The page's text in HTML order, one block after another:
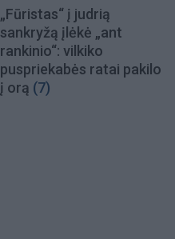
„Fūristas“ į judrią
sankryžą įlėkė „ant
rankinio“: vilkiko
puspriekabės ratai pakilo
į orą (7)